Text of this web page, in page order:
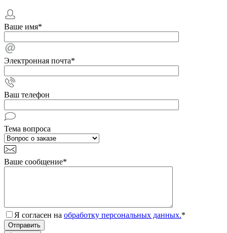
Ваше имя*
Электронная почта*
Ваш телефон
Тема вопроса
Ваше сообщение*
Я согласен на обработку персональных данных.*